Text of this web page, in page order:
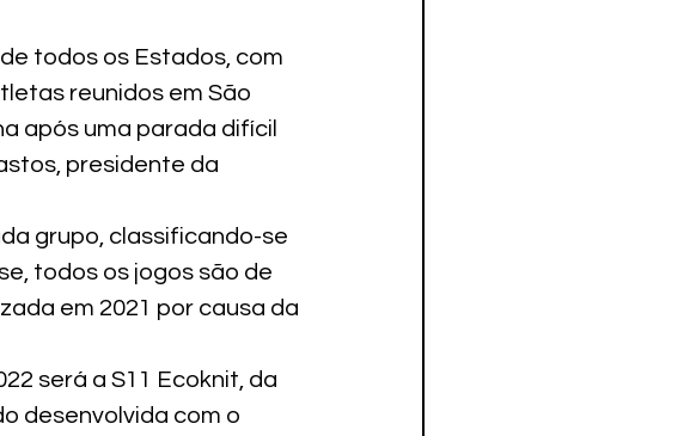
todos os Estados, com
reunidos em São
após uma parada difícil
presidente da
grupo, classificando-se
todos os jogos são de
em 2021 por causa da
será a S11 Ecoknit, da
desenvolvida com o